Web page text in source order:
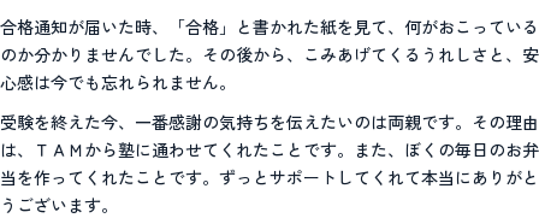
合格通知が届いた時、「合格」と書かれた紙を見て、何がおこっている
のか分かりませんでした。その後から、こみあげてくるうれしさと、安
心感は今でも忘れられません。
受験を終えた今、一番感謝の気持ちを伝えたいのは両親です。その理由
は、ＴＡＭから塾に通わせてくれたことです。また、ぼくの毎日のお弁
当を作ってくれたことです。ずっとサポートしてくれて本当にありがと
うございます。